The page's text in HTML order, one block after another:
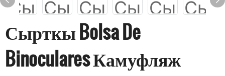
Сырткы Bolsa De
Binoculares Камуфляж